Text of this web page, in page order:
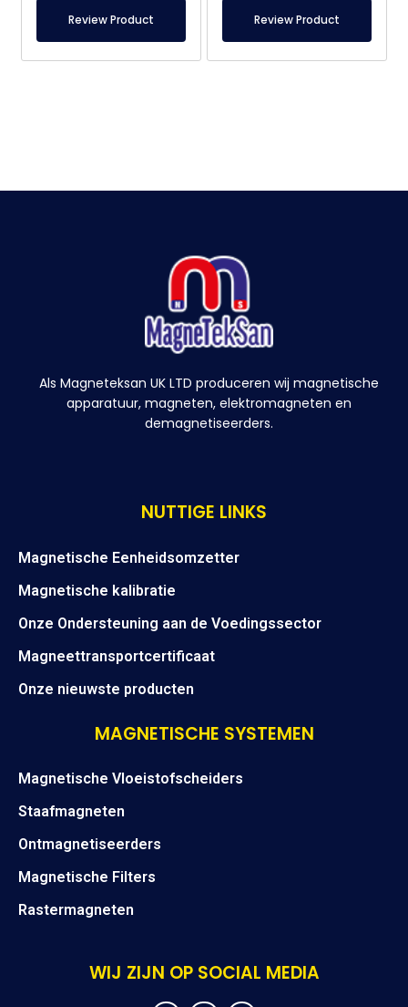
Review Product Review Product
Als Magneteksan UK LTD produceren wij magnetische
apparatuur, magneten, elektromagneten en
demagnetiseerders.
NUTTIGE LINKS
Magnetische Eenheidsomzetter
Magnetische kalibratie
Onze Ondersteuning aan de Voedingssector
Magneettransportcertificaat
Onze nieuwste producten
MAGNETISCHE SYSTEMEN
Magnetische Vloeistofscheiders
Staafmagneten
Ontmagnetiseerders
Magnetische Filters
Rastermagneten
WIJ ZIJN OP SOCIAL MEDIA